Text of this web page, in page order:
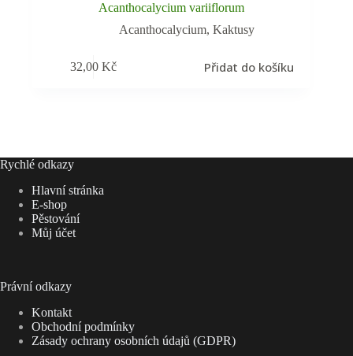
Acanthocalycium variiflorum
Acanthocalycium,Kaktusy
32,00Kč Přidat do košíku
Rychlé odkazy
Hlavní stránka
E-shop
Pěstování
Můj účet
Právní odkazy
Kontakt
Obchodní podmínky
Zásady ochrany osobních údajů (GDPR)